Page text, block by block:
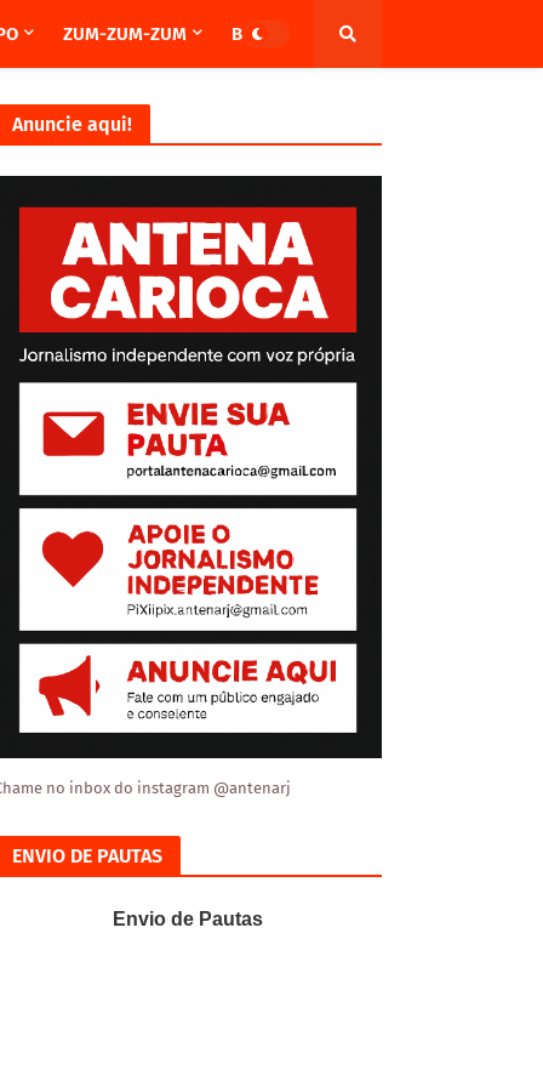
ZUM-ZUM-ZUM BRASIL
Anuncie aqui!
no inbox do instagram @antenarj
ENVIO DE PAUTAS
Envio de Pautas